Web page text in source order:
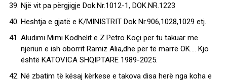
Një vit pa përgjigje Dok.Nr.1012-1, DOK.NR.1223
Heshtja e gjatë e K/MINISTRIT Dok Nr.906,1028,1029 etj.
Aludimi Mimi Kodhelit e Z.Petro Koçi për tu takuar me
njeriun e ish oborrit Ramiz Alia,dhe për të marrë OK…. Kjo
është KATOVICA SHQIPTARE 1989-2025.
Në zbatim të kësaj kërkese e takova disa herë nga koha e